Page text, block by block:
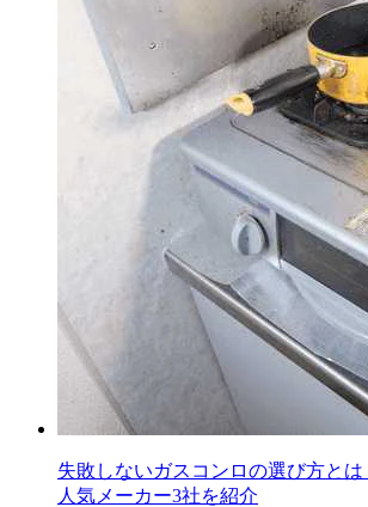
失敗しないガスコンロの選び方と
人気メーカー3社を紹介